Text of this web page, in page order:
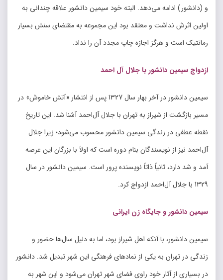
و (دانشور) ادامه می‌دهد. البته خود سیمین دانشور علاقه چندانی به
اولین اثرش نداشت و معتقد بود این مجموعه به مقتضای سنش بسیار
رمانتیک است و هرگز اجازه چاپ مجدد آن را نداد.
ازدواج سیمین دانشور با جلال آل احمد
سیمین دانشور در آخر بهار سال 1327 پس از انتشار «آتش خاموش» در
مسیر بازگشت از شیراز به تهران با جلال‌ آل‌احمد آشنا شد. این تاریخ
نقطه عطفی در زندگی سیمین دانشور محسوب می‌شود؛ زیرا جلال
‌آل‌احمد نیز از نویسندگان بنام دوره است که اولاً با بزرگان این عرصه
آمد و شد دارد، ثانیاً ذاتاً نویسنده‌ پرور است. سیمین دانشور در سال
1329 با جلال آل‌احمد ازدواج کرد.
سیمین دانشور و جایگاه زن ایرانی
سیمین دانشور، با آنکه اهل شیراز بود، اما به دلیل سال‌ها حضور و
زندگی در تهران به یکی از نمادهای فرهنگی این شهر تبدیل شد. دانشور
در بسیاری از آثار خود راوی فضای شهر تهران می‌شود و این شهر به